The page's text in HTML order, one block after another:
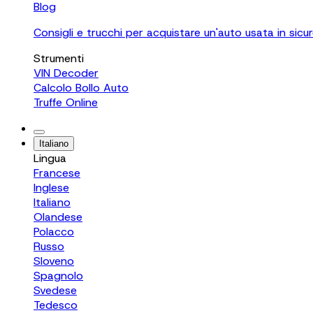
Blog
Consigli e trucchi per acquistare un'auto usata in
Strumenti
VIN Decoder
Calcolo Bollo Auto
Truffe Online
Italiano
Lingua
Francese
Inglese
Italiano
Olandese
Polacco
Russo
Sloveno
Spagnolo
Svedese
Tedesco